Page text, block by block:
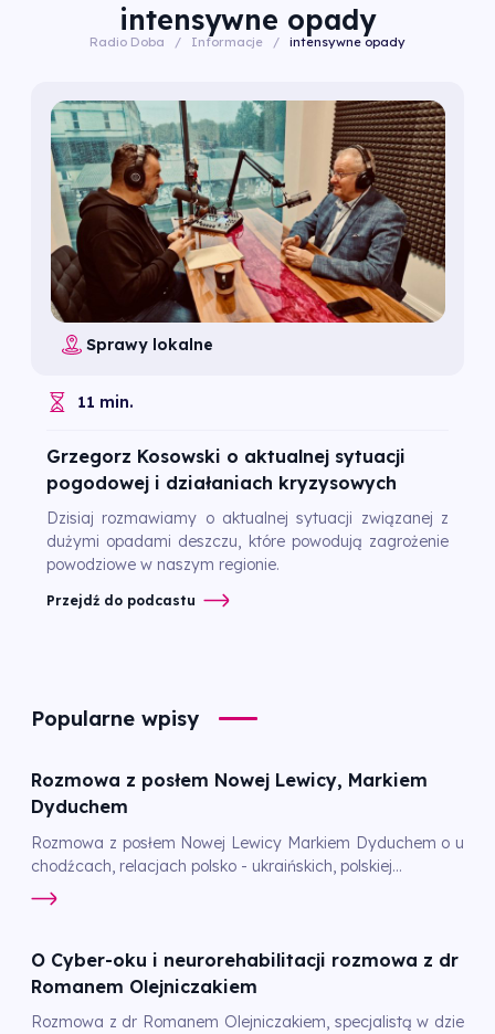
intensywne opady
Radio Doba / Informacje / intensywne opady
Sprawy lokalne
11 min.
Grzegorz Kosowski o aktualnej sytuacji
pogodowej i działaniach kryzysowych
Dzisiaj rozmawiamy o aktualnej sytuacji związanej z
dużymi opadami deszczu, które powodują zagrożenie
powodziowe w naszym regionie.
Przejdź do podcastu
Popularne wpisy
Rozmowa z posłem Nowej Lewicy, Markiem
Dyduchem
Rozmowa z posłem Nowej Lewicy Markiem Dyduchem o u
chodźcach, relacjach polsko - ukraińskich, polskiej...
O Cyber-oku i neurorehabilitacji rozmowa z dr
Romanem Olejniczakiem
Rozmowa z dr Romanem Olejniczakiem, specjalistą w dzie